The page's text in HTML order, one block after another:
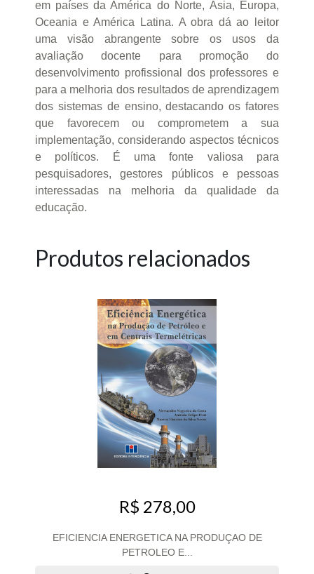
em países da América do Norte, Ásia, Europa,
Oceania e América Latina. A obra dá ao leitor
uma visão abrangente sobre os usos da
avaliação docente para promoção do
desenvolvimento profissional dos professores e
para a melhoria dos resultados de aprendizagem
dos sistemas de ensino, destacando os fatores
que favorecem ou comprometem a sua
implementação, considerando aspectos técnicos
e políticos. É uma fonte valiosa para
pesquisadores, gestores públicos e pessoas
interessadas na melhoria da qualidade da
educação.
Produtos relacionados
R$ 278,00
EFICIENCIA ENERGETICA NA PRODUÇAO DE
PETROLEO E...